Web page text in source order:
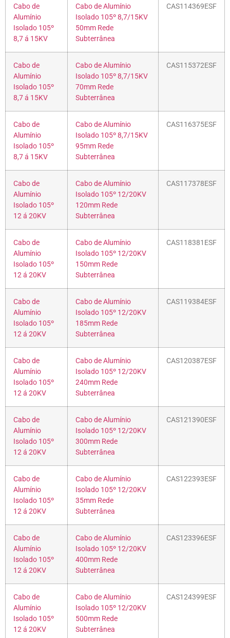
Cabo de
Alumínio
Isolado 105º
8,7 á 15KV
Cabo de Alumínio
Isolado 105º 8,7/15KV
50mm Rede
Subterrânea
CAS114369ESF
Cabo de
Alumínio
Isolado 105º
8,7 á 15KV
Cabo de Alumínio
Isolado 105º 8,7/15KV
70mm Rede
Subterrânea
CAS115372ESF
Cabo de
Alumínio
Isolado 105º
8,7 á 15KV
Cabo de Alumínio
Isolado 105º 8,7/15KV
95mm Rede
Subterrânea
CAS116375ESF
Cabo de
Alumínio
Isolado 105º
12 á 20KV
Cabo de Alumínio
Isolado 105º 12/20KV
120mm Rede
Subterrânea
CAS117378ESF
Cabo de
Alumínio
Isolado 105º
12 á 20KV
Cabo de Alumínio
Isolado 105º 12/20KV
150mm Rede
Subterrânea
CAS118381ESF
Cabo de
Alumínio
Isolado 105º
12 á 20KV
Cabo de Alumínio
Isolado 105º 12/20KV
185mm Rede
Subterrânea
CAS119384ESF
Cabo de
Alumínio
Isolado 105º
12 á 20KV
Cabo de Alumínio
Isolado 105º 12/20KV
240mm Rede
Subterrânea
CAS120387ESF
Cabo de
Alumínio
Isolado 105º
12 á 20KV
Cabo de Alumínio
Isolado 105º 12/20KV
300mm Rede
Subterrânea
CAS121390ESF
Cabo de
Alumínio
Isolado 105º
12 á 20KV
Cabo de Alumínio
Isolado 105º 12/20KV
35mm Rede
Subterrânea
CAS122393ESF
Cabo de
Alumínio
Isolado 105º
12 á 20KV
Cabo de Alumínio
Isolado 105º 12/20KV
400mm Rede
Subterrânea
CAS123396ESF
Cabo de
Alumínio
Isolado 105º
12 á 20KV
Cabo de Alumínio
Isolado 105º 12/20KV
500mm Rede
Subterrânea
CAS124399ESF